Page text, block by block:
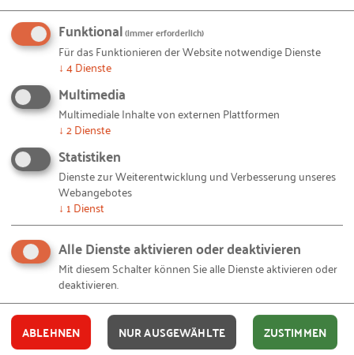
Kopf, Hand und Herz – wie sie die Arbeit der letzten
100 Jahre vorantrieb – kann so rückgängig gemacht
oder verringert werden. Menschen können im
Idealfall mehr schöpferisch und nach
persönlichen Neigungen wirken. Sie können ihr
Potenzial entfalten und zur Verfügung stellen.
Realszenario
Durch den Einsatz der KI kann es zur Abmilderung
des Fachkräftemangels und gleichzeitig zu
Entlassungen kommen. In manchen Bereichen und
Berufen kann es auch zu einer digitalen Re-
Taylorisierung der Arbeitswelt führen, bei der der
Mensch sich an den digital erstellten Standards
Funktional(immer erforderlich)
Für das Funktionieren der Website notwendige Dienste
↓ 4Dienste
Multimedia
Multimediale Inhalte von externen Plattformen
↓ 2Dienste
Statistiken
Dienste zur Weiterentwicklung und Verbesserung unseres
Webangebotes
↓ 1 Dienst
Alle Dienste aktivieren oder deaktivieren
Mit diesem Schalter können Sie alle Dienste aktivieren oder
deaktivieren.
ABLEHNEN NUR AUSGEWÄHLTE ZUSTIMMEN